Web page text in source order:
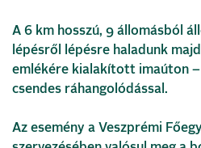
A 6 km hosszú, 9 állomásból
lépésről lépésre haladunk
emlékére kialakított imaúton –
csendes ráhangolódással.
Az esemény a Veszprémi